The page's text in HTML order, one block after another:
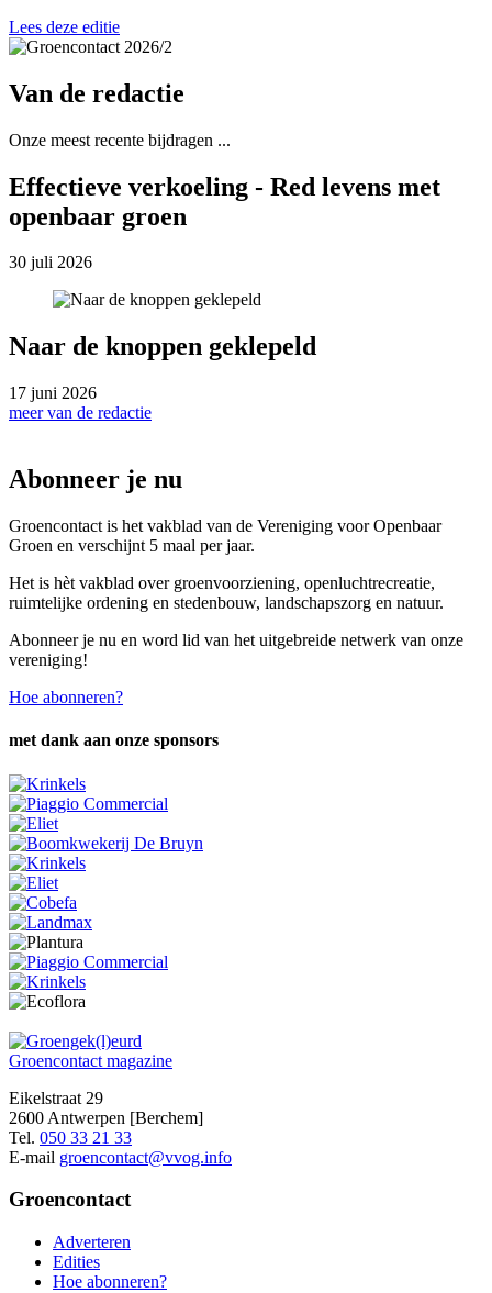
Lees deze editie
Van de redactie
Onze meest recente bijdragen ...
Effectieve verkoeling - Red levens met
openbaar groen
30 juli 2026
Naar de knoppen geklepeld
17 juni 2026
meer van de redactie
Abonneer je nu
Groencontact is het vakblad van de Vereniging voor Openbaar
Groen en verschijnt 5 maal per jaar.
Het is hèt vakblad over groenvoorziening, openluchtrecreatie,
ruimtelijke ordening en stedenbouw, landschapszorg en natuur.
Abonneer je nu en word lid van het uitgebreide netwerk van onze
vereniging!
Hoe abonneren?
met dank aan onze sponsors
Groencontact magazine
Eikelstraat 29
2600 Antwerpen [Berchem]
Tel. 050 33 21 33
E-mail groencontact@vvog.info
Groencontact
Adverteren
Edities
Hoe abonneren?